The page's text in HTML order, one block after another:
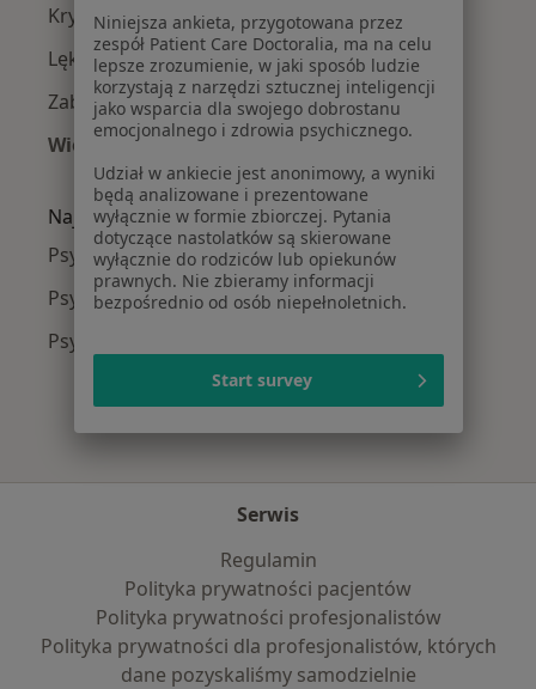
Kryzys emocjonalny w Tczewie
Lęki w Tczewie
Zaburzenia emocjonalne w Tczewie
Więcej (15)
Więcej w kategorii: Najczęście leczone
Najpopularniejsze ubezpieczenia
Psycholodzy z JP MEDICA w Tczewie
Psycholodzy z Enel-med w Tczewie
Psycholodzy z POLMED w Tczewie
Serwis
Regulamin
Polityka prywatności pacjentów
Polityka prywatności profesjonalistów
Polityka prywatności dla profesjonalistów, których
dane pozyskaliśmy samodzielnie
Niniejsza ankieta, przygotowana przez
zespół Patient Care Doctoralia, ma na celu
lepsze zrozumienie, w jaki sposób ludzie
korzystają z narzędzi sztucznej inteligencji
jako wsparcia dla swojego dobrostanu
emocjonalnego i zdrowia psychicznego.
Udział w ankiecie jest anonimowy, a wyniki
będą analizowane i prezentowane
wyłącznie w formie zbiorczej. Pytania
dotyczące nastolatków są skierowane
wyłącznie do rodziców lub opiekunów
prawnych. Nie zbieramy informacji
bezpośrednio od osób niepełnoletnich.
Start survey